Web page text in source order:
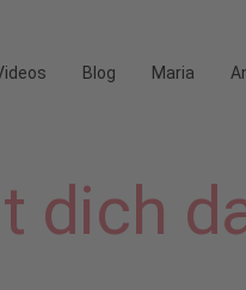
Blog Maria
dich